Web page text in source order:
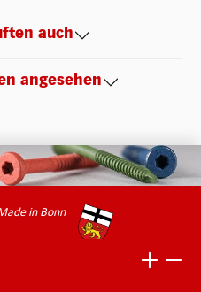
auch
angesehen
in Bonn